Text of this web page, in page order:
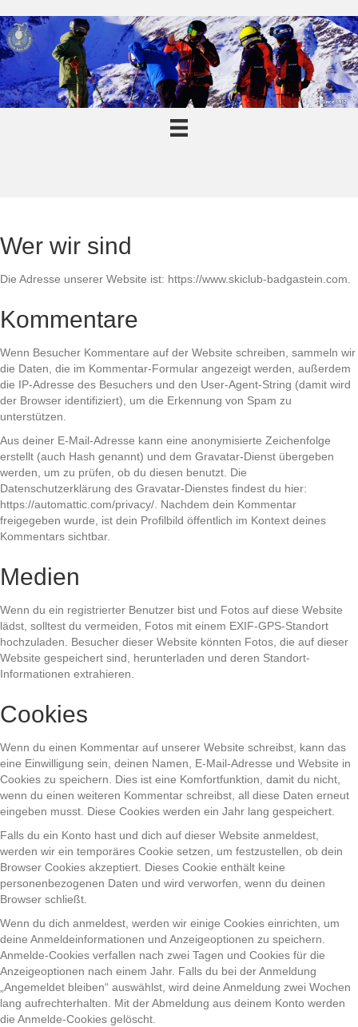
Wer wir sind
Die Adresse unserer Website ist: https://www.skiclub-badgastein.com.
Kommentare
Wenn Besucher Kommentare auf der Website schreiben, sammeln wir
die Daten, die im Kommentar-Formular angezeigt werden, außerdem
die IP-Adresse des Besuchers und den User-Agent-String (damit wird
der Browser identifiziert), um die Erkennung von Spam zu
unterstützen.
Aus deiner E-Mail-Adresse kann eine anonymisierte Zeichenfolge
erstellt (auch Hash genannt) und dem Gravatar-Dienst übergeben
werden, um zu prüfen, ob du diesen benutzt. Die
Datenschutzerklärung des Gravatar-Dienstes findest du hier:
https://automattic.com/privacy/. Nachdem dein Kommentar
freigegeben wurde, ist dein Profilbild öffentlich im Kontext deines
Kommentars sichtbar.
Medien
Wenn du ein registrierter Benutzer bist und Fotos auf diese Website
lädst, solltest du vermeiden, Fotos mit einem EXIF-GPS-Standort
hochzuladen. Besucher dieser Website könnten Fotos, die auf dieser
Website gespeichert sind, herunterladen und deren Standort-
Informationen extrahieren.
Cookies
Wenn du einen Kommentar auf unserer Website schreibst, kann das
eine Einwilligung sein, deinen Namen, E-Mail-Adresse und Website in
Cookies zu speichern. Dies ist eine Komfortfunktion, damit du nicht,
wenn du einen weiteren Kommentar schreibst, all diese Daten erneut
eingeben musst. Diese Cookies werden ein Jahr lang gespeichert.
Falls du ein Konto hast und dich auf dieser Website anmeldest,
werden wir ein temporäres Cookie setzen, um festzustellen, ob dein
Browser Cookies akzeptiert. Dieses Cookie enthält keine
personenbezogenen Daten und wird verworfen, wenn du deinen
Browser schließt.
Wenn du dich anmeldest, werden wir einige Cookies einrichten, um
deine Anmeldeinformationen und Anzeigeoptionen zu speichern.
Anmelde-Cookies verfallen nach zwei Tagen und Cookies für die
Anzeigeoptionen nach einem Jahr. Falls du bei der Anmeldung
„Angemeldet bleiben“ auswählst, wird deine Anmeldung zwei Wochen
lang aufrechterhalten. Mit der Abmeldung aus deinem Konto werden
die Anmelde-Cookies gelöscht.